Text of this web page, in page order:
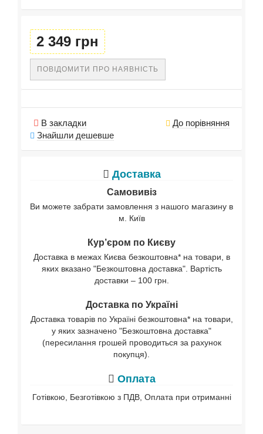
2 349 грн
ПОВІДОМИТИ ПРО НАЯВНІСТЬ
В закладки
До порівняння
Знайшли дешевше
Доставка
Самовивіз
Ви можете забрати замовлення з нашого магазину в
м. Київ
Кур’єром по Києву
Доставка в межах Києва безкоштовна* на товари, в
яких вказано "Безкоштовна доставка". Вартість
доставки – 100 грн.
Доставка по Україні
Доставка товарів по Україні безкоштовна* на товари,
у яких зазначено "Безкоштовна доставка"
(пересилання грошей проводиться за рахунок
покупця).
Оплата
Готівкою, Безготівкою з ПДВ, Оплата при отриманні